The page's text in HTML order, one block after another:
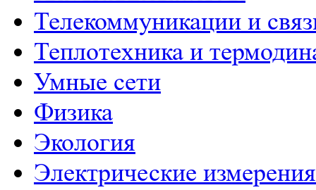
Телекоммуникации и
Теплотехника и
Умные сети
Физика
Экология
Электрические измерения